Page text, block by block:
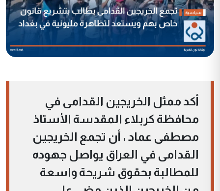
أكد ممثل الخريجين القدامى في
محافظة كربلاء المقدسة الأستاذ
مصطفى عماد ، أن تجمع الخريجين
القدامى في العراق يواصل جهوده
للمطالبة بحقوق شريحة واسعة